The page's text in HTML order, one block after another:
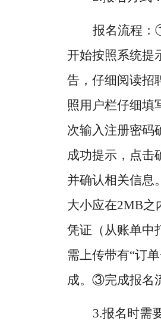
报名流程：
开始按照系统提
告，仔细阅读招
照用户栏仔细填
次输入注册密码
成功提示，点击
并确认相关信息
大小应在2MB之
凭证（从账单中
需上传带有“订
成。③完成报名
3.报名时需